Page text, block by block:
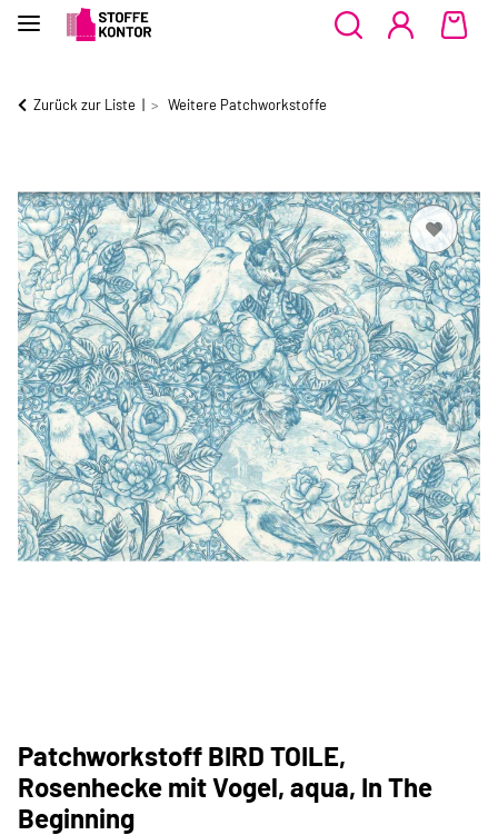
Zurück zur Liste Weitere Patchworkstoffe
Patchworkstoff BIRD TOILE,
Rosenhecke mit Vogel, aqua, In The
Beginning